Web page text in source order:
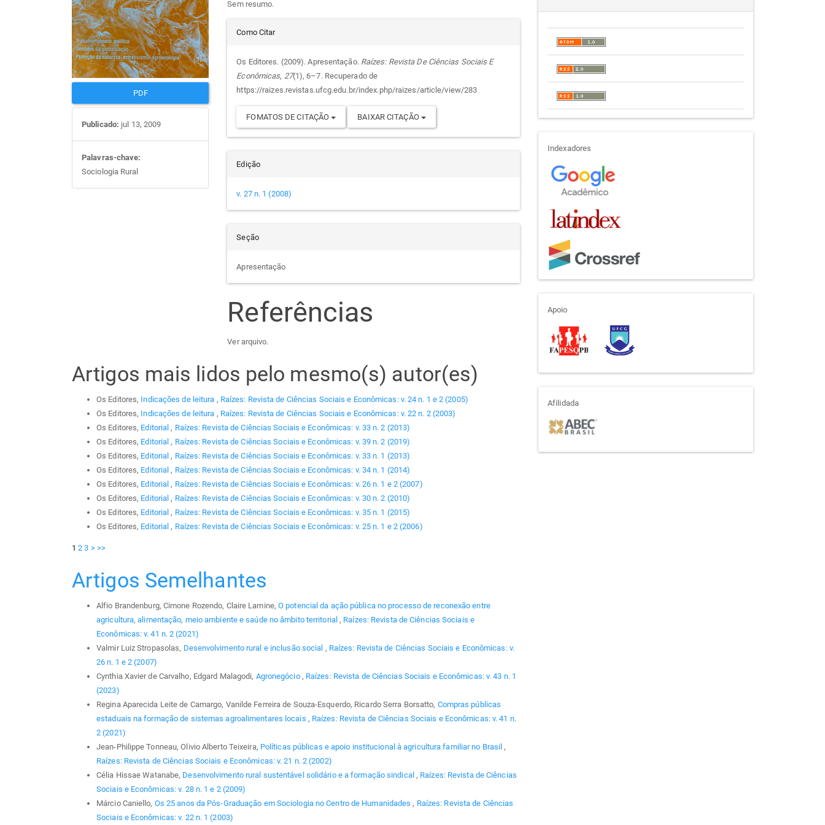
artigos
PDF
Publicado: jul 13, 2009
Palavras-chave:
Sociologia Rural
principal
Sem resumo.
Detalhes
do
artigo
Como Citar
Os Editores. (2009). Apresentação. Raízes: Revista De Ciências Sociais E
Econômicas, 27(1), 6–7. Recuperado de
https://raizes.revistas.ufcg.edu.br/index.php/raizes/article/view/283
FOMATOS DE CITAÇÃO BAIXAR CITAÇÃO
Edição
v. 27 n. 1 (2008)
Seção
Apresentação
Referências
Ver arquivo.
Artigos mais lidos pelo mesmo(s) autor(es)
Os Editores, Indicações de leitura , Raízes: Revista de Ciências Sociais e Econômicas: v. 24 n. 1 e 2 (2005)
Os Editores, Indicações de leitura , Raízes: Revista de Ciências Sociais e Econômicas: v. 22 n. 2 (2003)
Os Editores, Editorial, Raízes: Revista de Ciências Sociais e Econômicas: v. 33 n. 2 (2013)
Os Editores, Editorial, Raízes: Revista de Ciências Sociais e Econômicas: v. 39 n. 2 (2019)
Os Editores, Editorial, Raízes: Revista de Ciências Sociais e Econômicas: v. 33 n. 1 (2013)
Os Editores, Editorial, Raízes: Revista de Ciências Sociais e Econômicas: v. 34 n. 1 (2014)
Os Editores, Editorial, Raízes: Revista de Ciências Sociais e Econômicas: v. 26 n. 1 e 2 (2007)
Os Editores, Editorial, Raízes: Revista de Ciências Sociais e Econômicas: v. 30 n. 2 (2010)
Os Editores, Editorial, Raízes: Revista de Ciências Sociais e Econômicas: v. 35 n. 1 (2015)
Os Editores, Editorial, Raízes: Revista de Ciências Sociais e Econômicas: v. 25 n. 1 e 2 (2006)
1 2 3 > >>
Artigos Semelhantes
Alfio Brandenburg, Cimone Rozendo, Claire Lamine,O potencial da ação pública no processo de reconexão entre
agricultura, alimentação, meio ambiente e saúde no âmbito territorial, Raízes: Revista de Ciências Sociais e
Econômicas: v. 41 n. 2 (2021)
Valmir Luiz Stropasolas, Desenvolvimento rural e inclusão social , Raízes: Revista de Ciências Sociais e Econômicas: v.
26 n. 1 e 2 (2007)
Cynthia Xavier de Carvalho, Edgard Malagodi, Agronegócio , Raízes: Revista de Ciências Sociais e Econômicas: v. 43 n. 1
(2023)
Regina Aparecida Leite de Camargo, Vanilde Ferreira de Souza-Esquerdo, Ricardo Serra Borsatto, Compras públicas
estaduais na formação de sistemas agroalimentares locais , Raízes: Revista de Ciências Sociais e Econômicas: v. 41 n.
2 (2021)
Jean-Philippe Tonneau, Olivio Alberto Teixeira, Políticas públicas e apoio institucional à agricultura familiar no Brasil,
Raízes: Revista de Ciências Sociais e Econômicas: v. 21 n. 2 (2002)
Célia Hissae Watanabe, Desenvolvimento rural sustentável solidário e a formação sindical , Raízes: Revista de Ciências
Sociais e Econômicas: v. 28 n. 1 e 2 (2009)
Márcio Caniello, Os 25 anos da Pós-Graduação em Sociologia no Centro de Humanidades, Raízes: Revista de Ciências
Sociais e Econômicas: v. 22 n. 1 (2003)
indexadores
Indexadores
apoio
Apoio
afiliada
Afilidada